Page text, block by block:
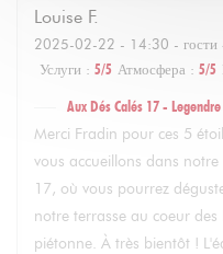
Louise F
2025-02-22 - 14:30 - гости
Услуги : 5/5 Атмосфера : 5/5
Aux Dés Calés 17 - Legendre
Merci Fradin pour ces 5
vous accueillons dans
17, où vous pourrez
notre terrasse au coeur
piétonne. À très bientôt !